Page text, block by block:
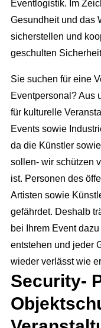
Full
Eventlogistik. Im
Gesundheit und das
sicherstellen und
geschulten
Sie suchen für eine
Eventpersonal? Aus
für kulturelle
Events sowie
da die Künstler
sollen- wir schützen
ist. Personen des
Artisten sowie
gefährdet. Deshalb
bei Ihrem Event
entstehen und jeder
wieder verlässt wie
Security-